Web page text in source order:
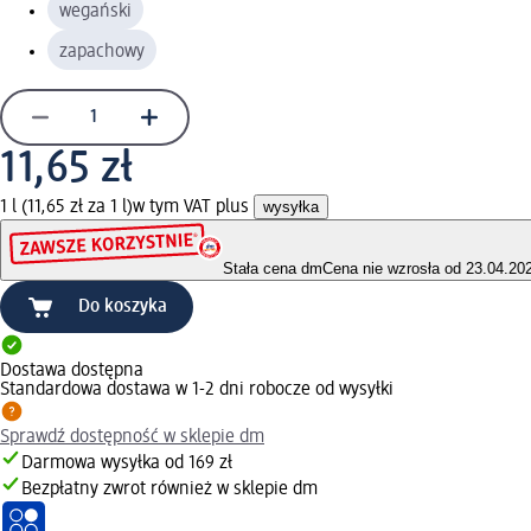
wegański
zapachowy
11,65 zł
1 l (11,65 zł za 1 l)w tym VAT plus wysyłka
Stała cena dmCena nie wzrosła od
Do koszyka
Dostawa dostępna
Standardowa dostawa w 1-2 dni robocze od wysyłki
Sprawdź dostępność w sklepie dm
Darmowa wysyłka od 169 zł
Bezpłatny zwrot również w sklepie dm